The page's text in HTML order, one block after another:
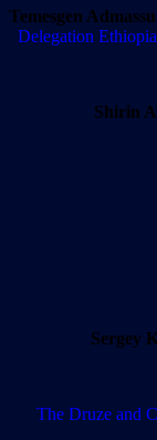
Temesgen Admassu
Delegation Ethiopia
Shirin
Sergey
The Druze and